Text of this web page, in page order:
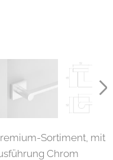
Sortiment, mit
Chrom